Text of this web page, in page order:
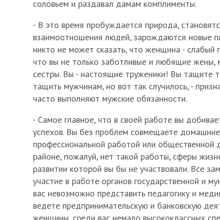
соловьем и раздавал дамам комплименты.
- В это время пробуждается природа,
взаимоотношения людей, зарождаются новые
никто не может сказать, что женщина - слабый
что вы не только заботливые и любящие жены,
сестры. Вы - настоящие труженики! Вы тащите
тащить мужчинам, но вот так случилось, -
часто выполняют мужские обязанности.
- Самое главное, что в своей работе вы
успехов. Вы без проблем совмещаете
профессиональной работой или общественной
районе, пожалуй, нет такой работы, сферы
развитии которой вы бы не участвовали. Все
участие в работе органов государственной и
вас невозможно представить педагогику и
ведете предпринимательскую и банковскую
женщины, среди вас немало высококлассных